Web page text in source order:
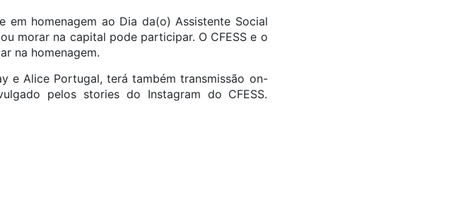
em homenagem ao Dia da(o) Assistente Social
morar na capital pode participar. O CFESS e o
na homenagem.
e Alice Portugal, terá também transmissão on-
pelos stories do Instagram do CFESS.